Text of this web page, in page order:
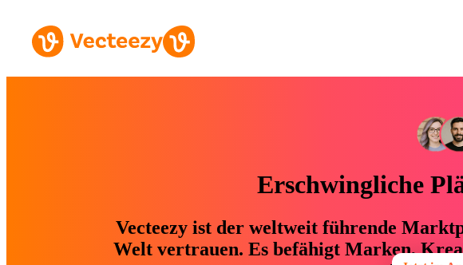
Erschwingliche
Vecteezy ist der weltweit führende
Welt vertrauen. Es befähigt Marken,Jetzt im